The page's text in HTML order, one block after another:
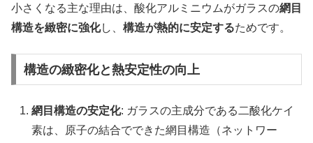
小さくなる主な理由は、酸化アルミニウムがガラスの網目
構造を緻密に強化し、 構造が熱的に安定するためです。
構造の緻密化と熱安定性の向上
網目構造の安定化: ガラスの主成分である二酸化ケイ
素は、原子の結合でできた網目構造（ネットワー